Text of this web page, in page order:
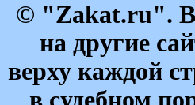
© "Zakat.ru".
на другие
верху каждой